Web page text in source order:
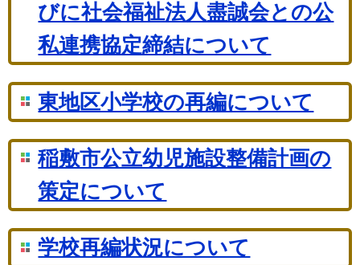
びに社会福祉法人盡誠会との公
私連携協定締結について
東地区小学校の再編について
稲敷市公立幼児施設整備計画の
策定について
学校再編状況について